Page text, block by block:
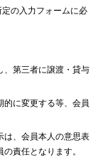
の入力フォームに必
、第三者に譲渡・貸与
的に変更する等、会員
は、会員本人の意思表
責任となります。